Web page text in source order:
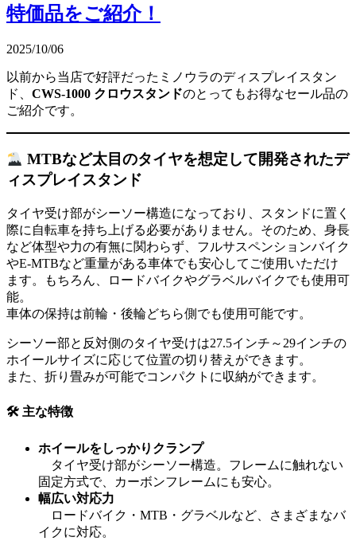
特価品をご紹介！
2025/10/06
以前から当店で好評だったミノウラのディスプレイスタン
ド、 CWS-1000 クロウスタンドのとってもお得なセール品の
ご紹介です。
MTBなど太目のタイヤを想定して開発されたデ
ィスプレイスタンド
タイヤ受け部がシーソー構造になっており、スタンドに置く
際に自転車を持ち上げる必要がありません。そのため、身長
など体型や力の有無に関わらず、フルサスペンションバイク
やE-MTBなど重量がある車体でも安心してご使用いただけ
ます。もちろん、ロードバイクやグラベルバイクでも使用可
能。
車体の保持は前輪・後輪どちら側でも使用可能です。
シーソー部と反対側のタイヤ受けは27.5インチ～29インチの
ホイールサイズに応じて位置の切り替えができます。
また、折り畳みが可能でコンパクトに収納ができます。
🛠 主な特徴
ホイールをしっかりクランプ
タイヤ受け部がシーソー構造。フレームに触れない
固定方式で、カーボンフレームにも安心。
幅広い対応力
ロードバイク・MTB・グラベルなど、さまざまなバ
イクに対応。